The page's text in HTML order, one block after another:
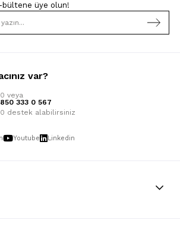
bültene üye olun!
var?
veya
333 0 567
destek alabilirsiniz
Youtube Linkedin